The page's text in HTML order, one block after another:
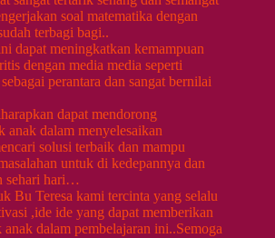
soal matematika dengan
terbagi bagi..
dapat meningkatkan kemampuan
dengan media media seperti
perantara dan sangat bernilai
dapat mendorong
anak dalam menyelesaikan
solusi terbaik dan mampu
untuk di kedepannya dan
sehari hari…
Bu Teresa kami tercinta yang selalu
,ide ide yang dapat memberikan
anak dalam pembelajaran ini..Semoga